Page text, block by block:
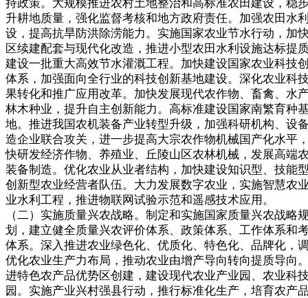
持政策。大规模推进农村土地整治和高标准农田建设，稳
升耕地质量，强化监督考核和地方政府责任。加强农田水
设，提高抗旱防洪除涝能力。实施国家农业节水行动，加
区续建配套与现代化改造，推进小型农田水利设施达标提
建设一批重大高效节水灌溉工程。加快建设国家农业科技
体系，加强面向全行业的科技创新基地建设。深化农业科
果转化和推广应用改革。加快发展现代农作物、畜禽、水
林木种业，提升自主创新能力。高标准建设国家南繁育种
地。推进我国农机装备产业转型升级，加强科研机构、设
造企业联合攻关，进一步提高大宗农作物机械国产化水平
快研发经济作物、养殖业、丘陵山区农林机械，发展高端
装备制造。优化农业从业者结构，加快建设知识型、技能
创新型农业经营者队伍。大力发展数字农业，实施智慧农
业水利工程，推进物联网试验示范和遥感技术应用。
（二）实施质量兴农战略。制定和实施国家质量兴农战略
划，建立健全质量兴农评价体系、政策体系、工作体系和
体系。深入推进农业绿色化、优质化、特色化、品牌化，
优化农业生产力布局，推动农业由增产导向转向提质导向
进特色农产品优势区创建，建设现代农业产业园、农业科
园。实施产业兴村强县行动，推行标准化生产，培育农产